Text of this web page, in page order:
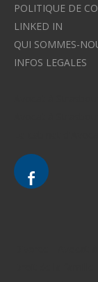
POLITIQUE DE
LINKED IN
QUI SOMMES-
INFOS LEGALES